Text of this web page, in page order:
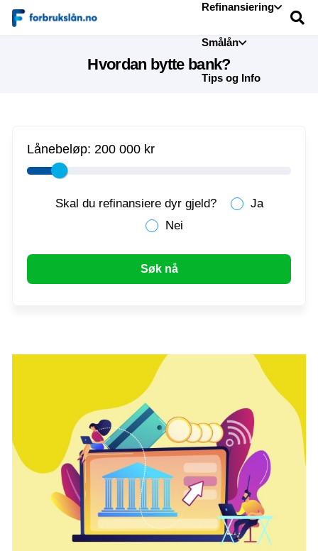
Refinansiering
Smålån
Tips og Info
Hvordan bytte bank?
Lånebeløp: 200 000 kr
Skal du refinansiere dyr gjeld?
Ja
Nei
Søk nå